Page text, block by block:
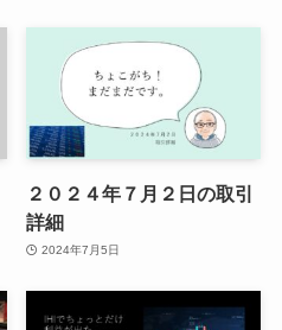
２０２４年７月２日の取引
詳細
2024年7月5日